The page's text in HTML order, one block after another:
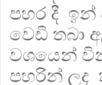
පහර දී ඉන්
වෙඩි තබා
වශයෙන්
පහරින් ලද